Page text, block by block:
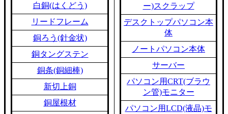
白銅(はくどう)
リードフレーム
銅ろう(針金状)
銅タングステン
銅条(銅細棒)
新切上銅
銅屋根材
ー)スクラップ
デスクトップパソコン本
体
ノートパソコン本体
サーバー
パソコン用CRT(ブラウ
ン管)モニター
パソコン用LCD(液晶)モ